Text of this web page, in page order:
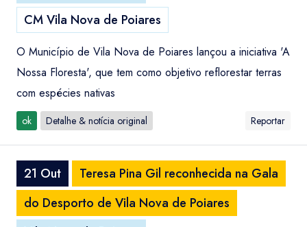
CM Vila Nova de Poiares
O Município de Vila Nova de Poiares lançou a iniciativa 'A
Nossa Floresta', que tem como objetivo reflorestar terras
com espécies nativas
ok Detalhe & notícia original Reportar
21 Out
Teresa Pina Gil reconhecida na Gala
do Desporto de Vila Nova de Poiares